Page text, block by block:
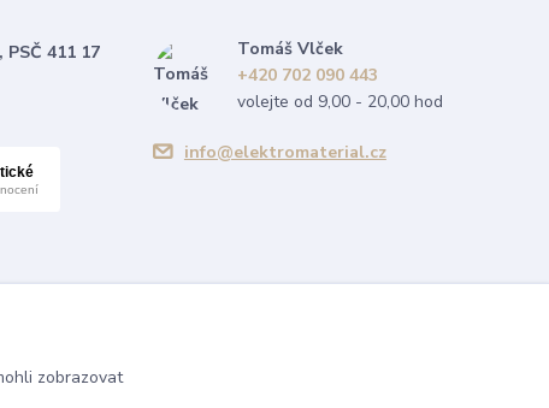
411 17
Tomáš Vlček
+420 702 090 443
volejte od 9,00 - 20,00 hod
info@elektromaterial.cz
zobrazovat